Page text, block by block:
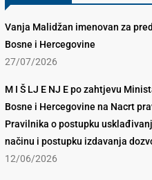
Vanja Malidžan imenovan za
Bosne i Hercegovine
27/07/2026
M I Š LJ E NJ E po zahtjevu
Bosne i Hercegovine na Nacrt
Pravilnika o postupku
načinu i postupku izdavanja
12/06/2026